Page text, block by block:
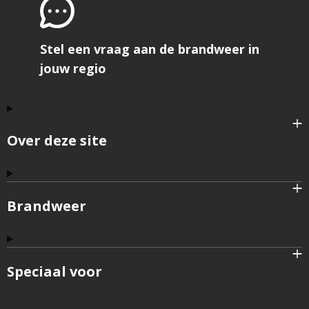
Over deze site
Brandweer
Speciaal voor
Stel een vraag aan de brandweer in
jouw regio